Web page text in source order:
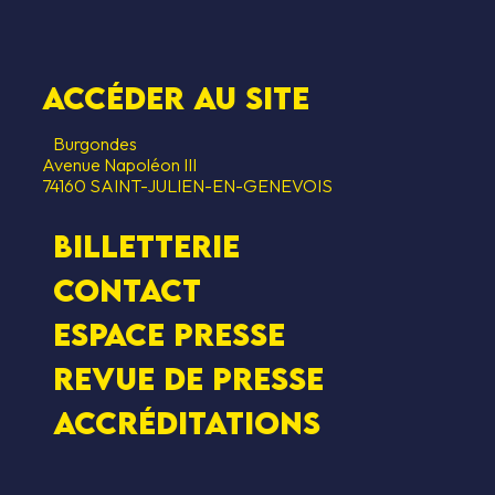
Accéder au SITE
Burgondes
Avenue Napoléon III
74160 SAINT-JULIEN-EN-GENEVOIS
Billetterie
Contact
Espace presse
Revue de presse
Accréditations